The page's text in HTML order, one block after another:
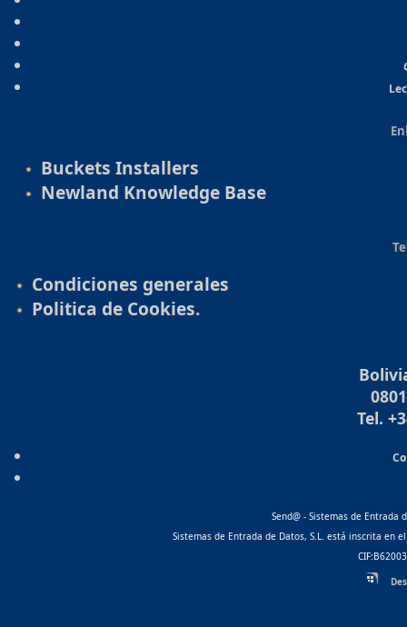
Buckets Installers
Newland Knowledge Base
Condiciones generales
Politica de Cookies.
Tel.
Send@ - Sistemas de Entrada
Sistemas de Entrada de Datos, S.L. está inscrita en